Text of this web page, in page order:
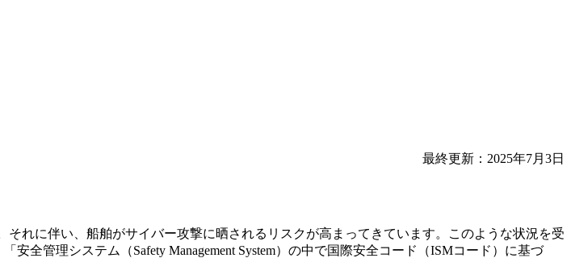
最終更新：2025年7月3日
れに伴い、船舶がサイバー攻撃に晒されるリスクが高まってきています。このような状況を受
全管理システム（Safety Management System）の中で国際安全コード（ISMコード）に基づ